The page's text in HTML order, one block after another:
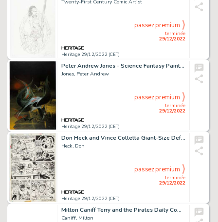
Twenty-First Century Comic Artist
Heritage 29/12/2022 (CET)
terminée
29/12/2022
passez premium
Peter Andrew Jones - Science Fantasy Painting Original Art (undated)....
Jones, Peter Andrew
Heritage 29/12/2022 (CET)
terminée
29/12/2022
passez premium
Don Heck and Vince Colletta Giant-Size Defenders #4 Story Page 21 Original Art (Marvel, 1975)....
Heck, Don
Heritage 29/12/2022 (CET)
terminée
29/12/2022
passez premium
Milton Caniff Terry and the Pirates Daily Comic Strip Original Art dated 6-13-38 (Chicago Tribune-N.Y. News Syndic...
Caniff, Milton